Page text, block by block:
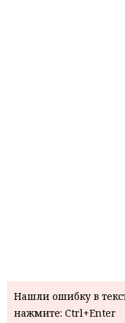
Нашли ошибку в
нажмите: Ctrl+Enter